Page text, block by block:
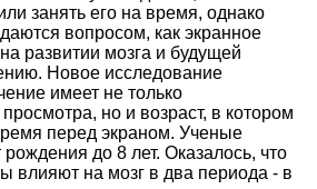
занять его на время, однако
вопросом, как экранное
развитии мозга и будущей
Новое исследование
имеет не только
но и возраст, в котором
перед экраном. Ученые
до 8 лет. Оказалось, что
влияют на мозг в два периода - в